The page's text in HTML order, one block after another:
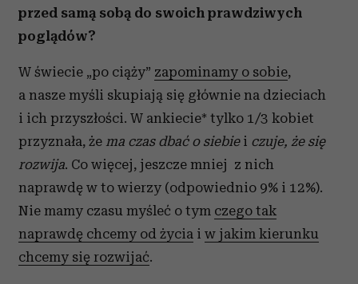
przed samą sobą do swoich prawdziwych
poglądów?
W świecie „po ciąży” zapominamy o sobie,
a nasze myśli skupiają się głównie na dzieciach
i ich przyszłości. W ankiecie* tylko 1/3 kobiet
przyznała, że ma czas dbać o siebie i czuje, że się
rozwija. Co więcej, jeszcze mniej z nich
naprawdę w to wierzy (odpowiednio 9% i 12%).
Nie mamy czasu myśleć o tym czego tak
naprawdę chcemy od życia i w jakim kierunku
chcemy się rozwijać.